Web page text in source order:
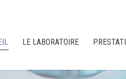
LE LABORATOIRE